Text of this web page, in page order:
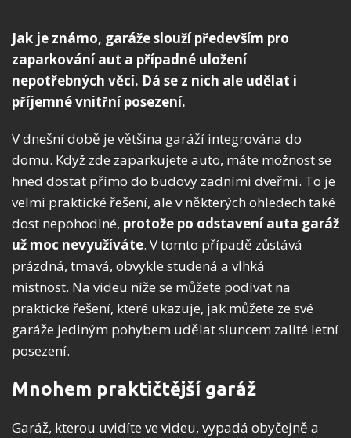
Jak je známo, garáže slouží především pro
zaparkování aut a případné uložení
nepotřebných věcí. Dá se z nich ale udělat i
příjemné vnitřní posezení.
V dnešní době je většina garáží integrována do
domu. Když zde zaparkujete auto, máte možnost se
hned dostat přímo do budovy zadními dveřmi. To je
velmi praktické řešení, ale v některých ohledech také
dost nepohodlné, protože po odstavení auta garáž
už moc nevyužíváte. V tomto případě zůstává
prázdná, tmavá, obvykle studená a vlhká
místnost. Na videu níže se můžete podívat na
praktické řešení, které ukazuje, jak můžete ze své
garáže jediným pohybem udělat sluncem zalité letní
posezení.
Mnohem praktičtější garáž
Garáž, kterou uvidíte ve videu, vypadá obyčejně a